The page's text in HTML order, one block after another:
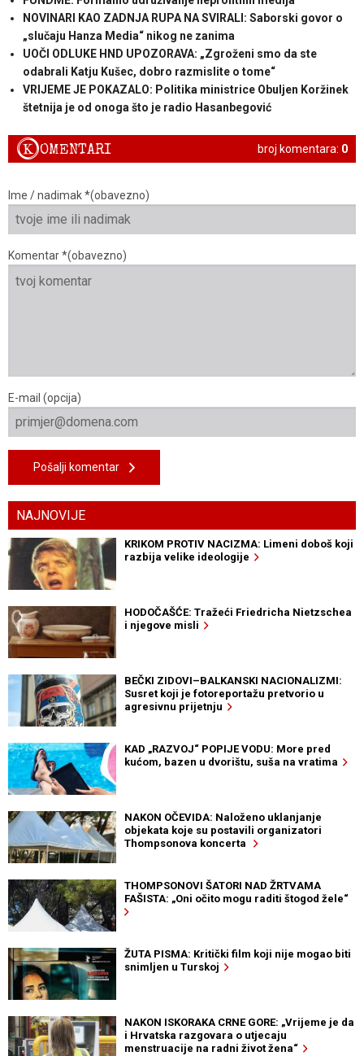
NOVINARI KAO ZADNJA RUPA NA SVIRALI: Saborski govor o
„slučaju Hanza Media“ nikog ne zanima
UOČI ODLUKE HND UPOZORAVA: „Zgroženi smo da ste
odabrali Katju Kušec, dobro razmislite o tome“
VRIJEME JE POKAZALO: Politika ministrice Obuljen Koržinek
štetnija je od onoga što je radio Hasanbegović
broj komentara: 0
KOMENTARI
Ime / nadimak *(obavezno)
Komentar *(obavezno)
E-mail (opcija)
Pošalji komentar
NAJNOVIJE
KRIKOM PROTIV NACIZMA: Limeni doboš koji
razbija velike ideologije
HODOČAŠĆE: Tražeći Friedricha Nietzschea
i njegove misli
BEČKI ZIDOVI–BALKANSKI NACIONALIZMI:
Susret koji je fotoreportažu pretvorio u
agresivnu prijetnju
KAD „RAZVOJ“ POPIJE VODU: More pred
kućom, bazen u dvorištu, suša na vratima
NAKON OČEVIDA: Naloženo uklanjanje
objekata koje su postavili organizatori
Thompsonova koncerta
THOMPSONOVI ŠATORI NAD ŽRTVAMA
FAŠISTA: „Oni očito mogu raditi štogod žele“
ŽUTA PISMA: Kritički film koji nije mogao biti
snimljen u Turskoj
NAKON ISKORAKA CRNE GORE: „Vrijeme je da
i Hrvatska razgovara o utjecaju
menstruacije na radni život žena“